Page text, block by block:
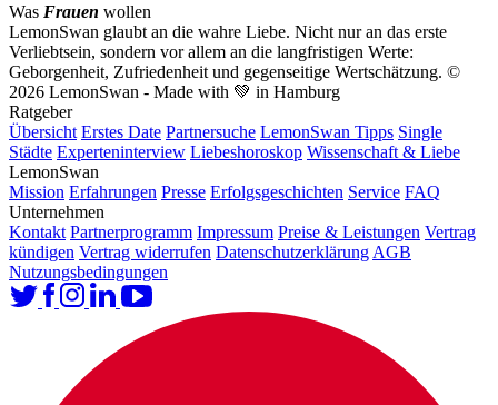
Was Frauen wollen
LemonSwan glaubt an die wahre Liebe. Nicht nur an das erste
Verliebtsein, sondern vor allem an die langfristigen Werte:
Geborgenheit, Zufriedenheit und gegenseitige Wertschätzung. ©
2026 LemonSwan - Made with 💚 in Hamburg
Ratgeber
Übersicht Erstes Date Partnersuche LemonSwan Tipps Single
Städte Experteninterview Liebeshoroskop Wissenschaft & Liebe
LemonSwan
Mission Erfahrungen Presse Erfolgsgeschichten Service FAQ
Unternehmen
Kontakt Partnerprogramm Impressum Preise & Leistungen Vertrag
kündigen Vertrag widerrufen Datenschutzerklärung AGB
Nutzungsbedingungen